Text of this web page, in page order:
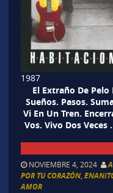
1987
El Extraño De
Sueños. Pasos.
Vi En Un Tren.
Vos. Vivo Dos
NOVIEMBRE 4, 2024
POR TU CORAZÓN,
AMOR